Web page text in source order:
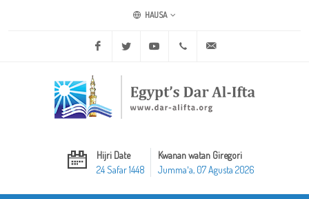
HAUSA
Facebook Twitter Youtube +20 2 25970400
Hijri Date
24 Safar 1448
Kwanan watan Giregori
Jummaʼa, 07 Agusta 2026